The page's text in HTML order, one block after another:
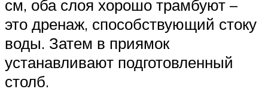
см, оба слоя хорошо трамбуют –
это дренаж, способствующий стоку
воды. Затем в приямок
устанавливают подготовленный
столб.